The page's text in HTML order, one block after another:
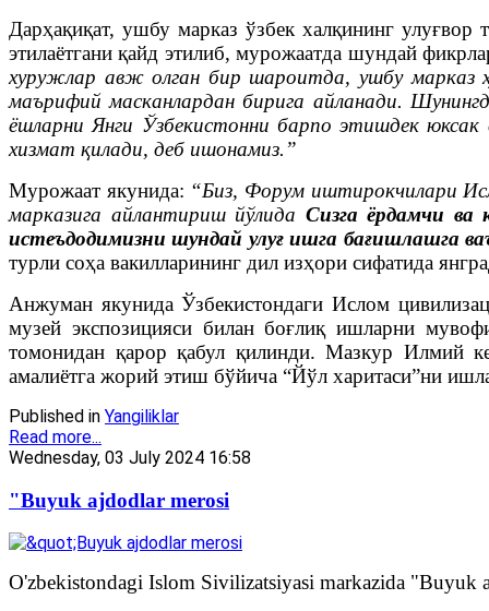
Дарҳақиқат, ушбу марказ ўзбек халқининг
этилаётгани қайд этилиб, мурожаатда шундай
хуружлар авж олган бир шароитда, ушбу марказ
маърифий масканлардан бирига айланади.
ёшларни Янги Ўзбекистонни барпо этишдек
хизмат қилади, деб ишонамиз.”
Мурожаат якунида: “Биз, Форум иштирокчилари
марказига айлантириш йўлида Сизга ёрдамчи
истеъдодимизни шундай улуғ ишга бағишлашга
турли соҳа вакилларининг дил изҳори сифатида
Анжуман якунида Ўзбекистондаги Ислом
музей экспозицияси билан боғлиқ ишларни
томонидан қарор қабул қилинди. Мазкур Илмий
амалиётга жорий этиш бўйича “Йўл харитаси”ни
Published in Yangiliklar
Read more...
Wednesday, 03 July 2024 16:58
"Buyuk ajdodlar merosi
O'zbekistondagi Islom Sivilizatsiyasi markazida